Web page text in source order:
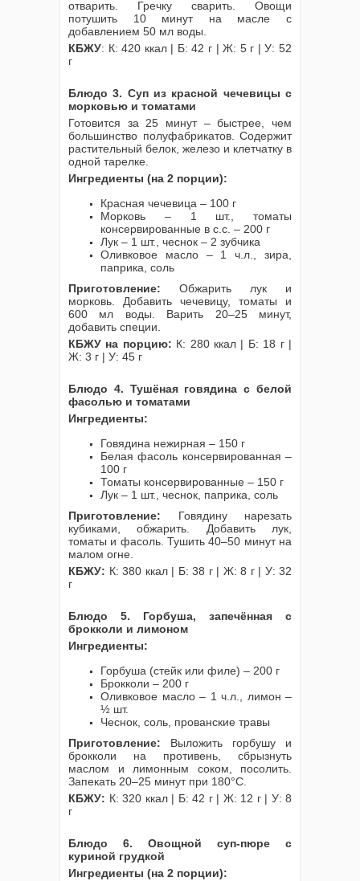
отварить. Гречку сварить. Овощи
потушить 10 минут на масле с
добавлением 50 мл воды.
КБЖУ: К: 420 ккал | Б: 42 г | Ж: 5 г | У: 52
г
Блюдо 3. Суп из красной чечевицы с
морковью и томатами
Готовится за 25 минут – быстрее, чем
большинство полуфабрикатов. Содержит
растительный белок, железо и клетчатку в
одной тарелке.
Ингредиенты (на 2 порции):
Красная чечевица – 100 г
Морковь – 1 шт., томаты
консервированные в с.с. – 200 г
Лук – 1 шт., чеснок – 2 зубчика
Оливковое масло – 1 ч.л., зира,
паприка, соль
Приготовление: Обжарить лук и
морковь. Добавить чечевицу, томаты и
600 мл воды. Варить 20–25 минут,
добавить специи.
КБЖУ на порцию: К: 280 ккал | Б: 18 г |
Ж: 3 г | У: 45 г
Блюдо 4. Тушёная говядина с белой
фасолью и томатами
Ингредиенты:
Говядина нежирная – 150 г
Белая фасоль консервированная –
100 г
Томаты консервированные – 150 г
Лук – 1 шт., чеснок, паприка, соль
Приготовление: Говядину нарезать
кубиками, обжарить. Добавить лук,
томаты и фасоль. Тушить 40–50 минут на
малом огне.
КБЖУ: К: 380 ккал | Б: 38 г | Ж: 8 г | У: 32
г
Блюдо 5. Горбуша, запечённая с
брокколи и лимоном
Ингредиенты:
Горбуша (стейк или филе) – 200 г
Брокколи – 200 г
Оливковое масло – 1 ч.л., лимон –
½ шт.
Чеснок, соль, прованские травы
Приготовление: Выложить горбушу и
брокколи на противень, сбрызнуть
маслом и лимонным соком, посолить.
Запекать 20–25 минут при 180°C.
КБЖУ: К: 320 ккал | Б: 42 г | Ж: 12 г | У: 8
г
Блюдо 6. Овощной суп-пюре с
куриной грудкой
Ингредиенты (на 2 порции):